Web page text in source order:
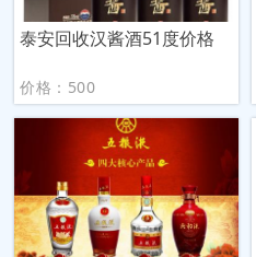
泰安回收汉酱酒51度价格
价格：500